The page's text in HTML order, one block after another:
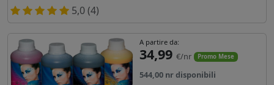
5,0 (4)
A partire da:
34,99 €/nr Promo Mese
544,00 nr disponibili